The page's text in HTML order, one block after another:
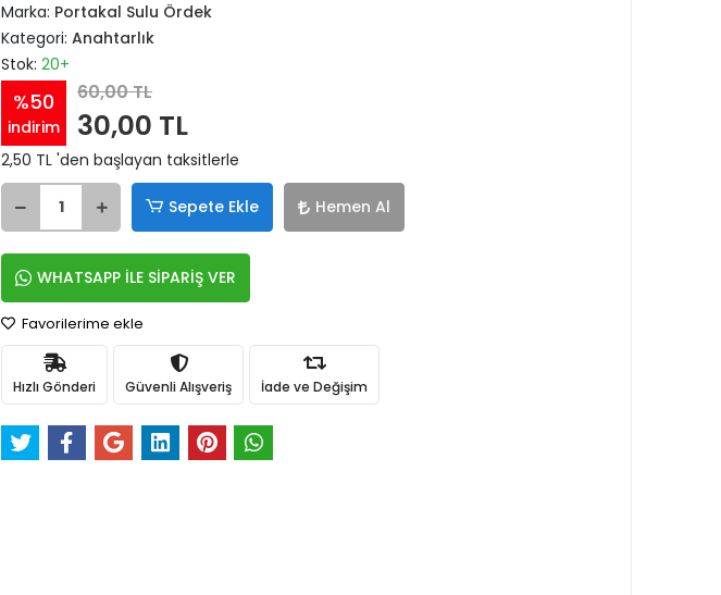
Marka: Portakal Sulu Ördek
Kategori: Anahtarlık
Stok: 20+
%50
indirim
60,00 TL
30,00 TL
2,50 TL 'den başlayan taksitlerle
Sepete Ekle Hemen Al
WHATSAPP İLE SİPARİŞ VER
Favorilerime ekle
Hızlı Gönderi Güvenli Alışveriş İade ve Değişim